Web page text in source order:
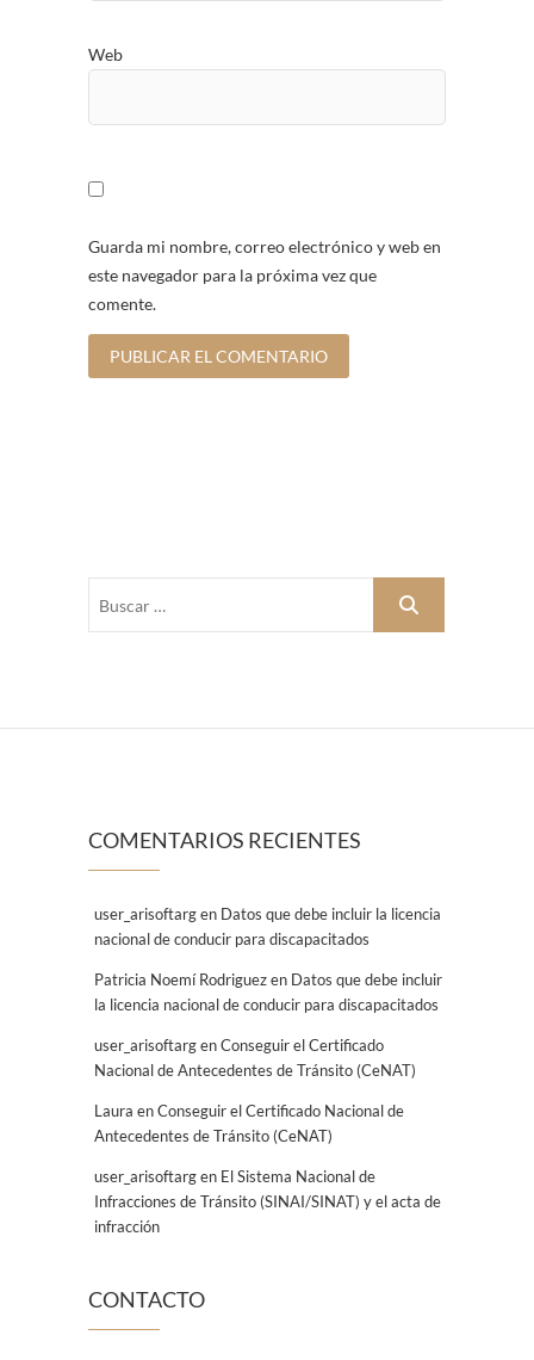
Web
Guarda mi nombre, correo electrónico y web en
este navegador para la próxima vez que
comente.
Buscar
COMENTARIOS RECIENTES
user_arisoftargen Datos que debe incluir la licencia
nacional de conducir para discapacitados
Patricia Noemí­ Rodriguezen Datos que debe incluir
la licencia nacional de conducir para discapacitados
user_arisoftargenConseguir el Certificado
Nacional de Antecedentes de Tránsito (CeNAT)
Laura enConseguir el Certificado Nacional de
Antecedentes de Tránsito (CeNAT)
user_arisoftargen El Sistema Nacional de
Infracciones de Tránsito (SINAI/SINAT) y el acta de
infracción
CONTACTO